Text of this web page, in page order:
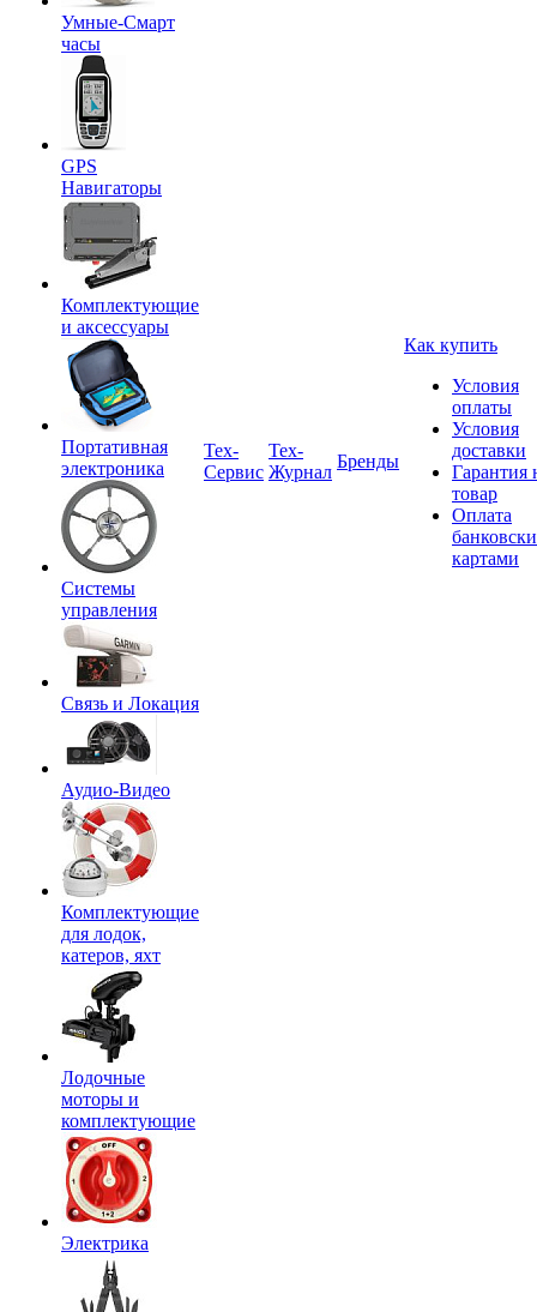
Умные-Смарт
часы
GPS
Навигаторы
Комплектующие
и аксессуары
Портативная
электроника
Системы
управления
Связь и Локация
Аудио-Видео
Комплектующие
для лодок,
катеров, яхт
Лодочные
моторы и
комплектующие
Электрика
Tex-
Сервис
Тех-
Журнал
Бренды
Как купить
Условия
оплаты
Условия
доставки
Гарантия
товар
Оплата
картами